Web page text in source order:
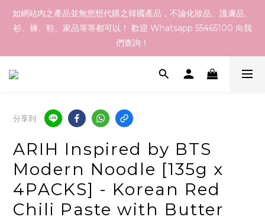
訂貨到貨資訊：於 05 - 18/Aug 期間訂貨，預計於 26/Aug 到
港，最終亦要視乎各品牌最終發貨日子及出貨速度而定。
如網站內之產品並無您想代購之韓國產品，不論化妝品、護膚品、
衫、褲、鞋、家品等等都可以！ 歡迎 Whatsapp 55465100 向我
們查詢！
於本網店選購滿指定總額以上均可享有免運費優惠，香港地區
港，最終亦要視乎各品牌最終發貨日子及出貨速度而定。
分享到
ARIH Inspired by BTS
Modern Noodle [135g x
4PACKS] - Korean Red
Chili Paste with Butter